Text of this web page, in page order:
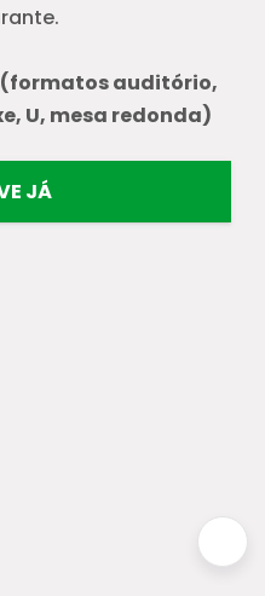
(formatos auditório,
U, mesa redonda)
JÁ